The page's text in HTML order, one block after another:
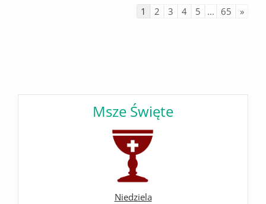
1 2 3 4 5 ... 65 »
Msze Święte
Niedziela